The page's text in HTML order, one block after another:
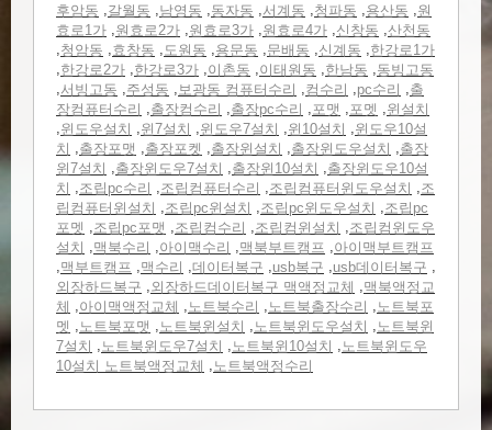
후암동 ,갈월동 ,남영동 ,동자동 ,서계동 ,청파동 ,용산동 ,원
효로1가 ,원효로2가 ,원효로3가 ,원효로4가 ,신창동 ,산천동
,청암동 ,효창동 ,도원동 ,용문동 ,문배동 ,신계동 ,한강로1가
,한강로2가 ,한강로3가 ,이촌동 ,이태원동 ,한남동 ,동빙고동
,서빙고동 ,주성동 ,보광동 컴퓨터수리 ,컴수리 ,pc수리 ,출
장컴퓨터수리 ,출장컴수리 ,출장pc수리 ,포맷 ,포멧 ,윈설치
,윈도우설치 ,윈7설치 ,윈도우7설치 ,윈10설치 ,윈도우10설
치 ,출장포맷 ,출장포켓 ,출장윈설치 ,출장윈도우설치 ,출장
윈7설치 ,출장윈도우7설치 ,출장윈10설치 ,출장윈도우10설
치 ,조립pc수리 ,조립컴퓨터수리 ,조립컴퓨터윈도우설치 ,조
립컴퓨터윈설치 ,조립pc윈설치 ,조립pc윈도우설치 ,조립pc
포멧 ,조립pc포맷 ,조립컴수리 ,조립컴윈설치 ,조립컴윈도우
설치 ,맥북수리 ,아이맥수리 ,맥북부트캠프 ,아이맥부트캠프
,맥부트캠프 ,맥수리 ,데이터복구 ,usb복구 ,usb데이터복구 ,
외장하드복구 ,외장하드데이터복구 맥액정교체 ,맥북액정교
체 ,아이맥액정교체 ,노트북수리 ,노트북출장수리 ,노트북포
멧 ,노트북포맷 ,노트북윈설치 ,노트북윈도우설치 ,노트북윈
7설치 ,노트북윈도우7설치 ,노트북윈10설치 ,노트북윈도우
10설치 노트북액정교체 ,노트북액정수리